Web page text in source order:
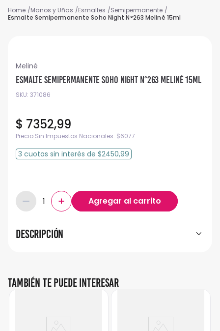
Manos y Uñas Esmaltes
Semipermanente
Esmalte Semipermanente Soho Night N°263 Meliné 15ml
Meliné
Esmalte Semipermanente Soho Night N°263 Meliné 15ml
SKU: 371086
$ 7352,99
Precio Sin Impuestos Nacionales: $6077
3 cuotas sin interés de $2450,99
Descripción
También te puede interesar